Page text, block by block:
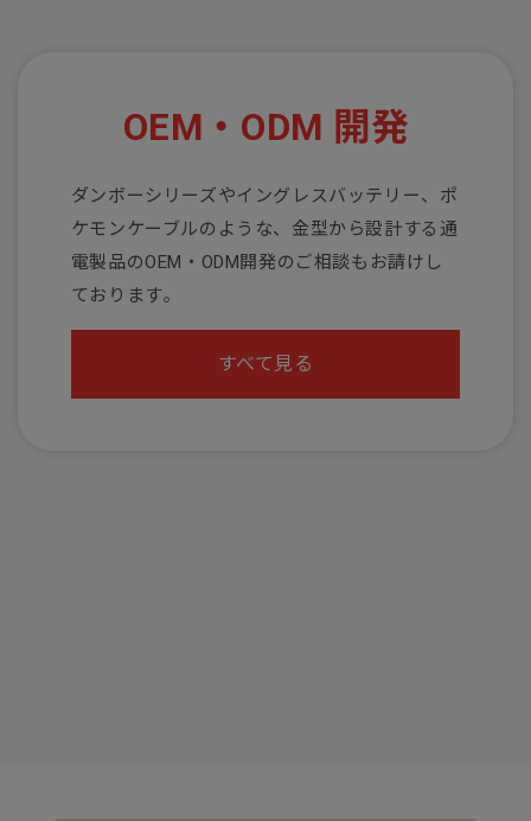
OEM・ODM 開発
ダンボーシリーズやイングレスバッテリー、ポ
ケモンケーブルのような、金型から設計する通
電製品のOEM・ODM開発のご相談もお請けし
ております。
すべて見る